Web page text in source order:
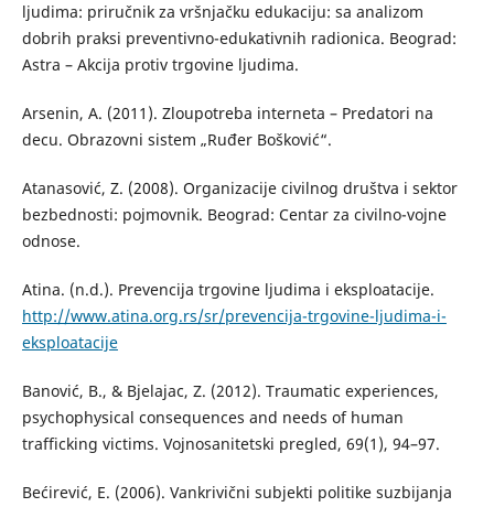
ljudima: priručnik za vršnjačku edukaciju: sa analizom
dobrih praksi preventivno-edukativnih radionica. Beograd:
Astra – Akcija protiv trgovine ljudima.
Arsenin, A. (2011). Zloupotreba interneta – Predatori na
decu. Obrazovni sistem „Ruđer Bošković“.
Atanasović, Z. (2008). Organizacije civilnog društva i sektor
bezbednosti: pojmovnik. Beograd: Centar za civilno-vojne
odnose.
Atina. (n.d.). Prevencija trgovine ljudima i eksploatacije.
http://www.atina.org.rs/sr/prevencija-trgovine-ljudima-i-
eksploatacije
Banović, B., & Bjelajac, Z. (2012). Traumatic experiences,
psychophysical consequences and needs of human
trafficking victims. Vojnosanitetski pregled, 69(1), 94–97.
Bećirević, E. (2006). Vankrivični subjekti politike suzbijanja